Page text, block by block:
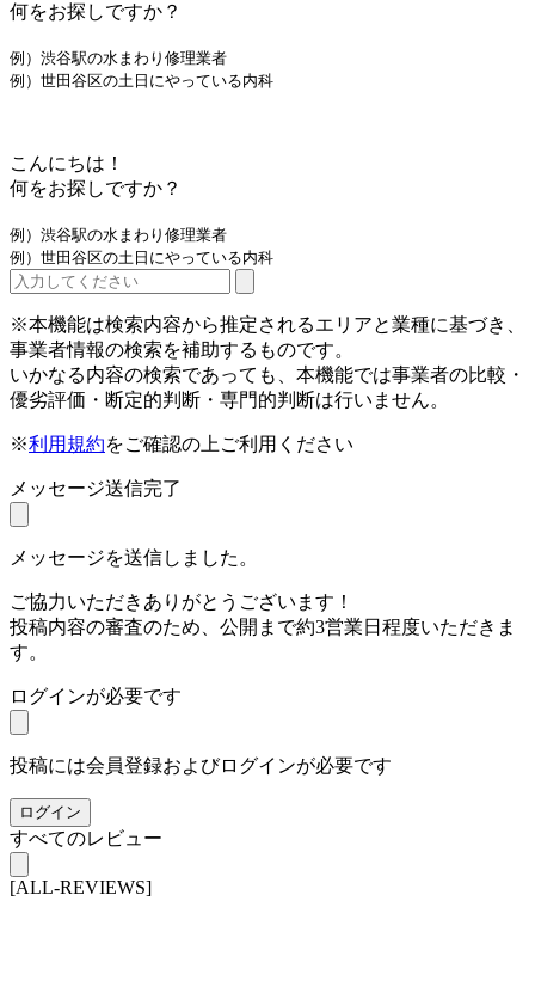
何をお探しですか？
例）渋谷駅の水まわり修理業者
例）世田谷区の土日にやっている内科
こんにちは！
何をお探しですか？
例）渋谷駅の水まわり修理業者
例）世田谷区の土日にやっている内科
※本機能は検索内容から推定されるエリアと業種に基づき、
事業者情報の検索を補助するものです。
いかなる内容の検索であっても、本機能では事業者の比較・
優劣評価・断定的判断・専門的判断は行いません。
※利用規約をご確認の上ご利用ください
メッセージ送信完了
メッセージを送信しました。
ご協力いただきありがとうございます！
投稿内容の審査のため、公開まで約3営業日程度いただきま
す。
ログインが必要です
投稿には会員登録およびログインが必要です
ログイン
すべてのレビュー
[ALL-REVIEWS]